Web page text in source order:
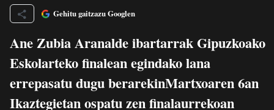
Gehitu gaitzazu Googlen
Ane Zubia Aranalde ibartarrak Gipuzkoako
Eskolarteko finalean egindako lana
errepasatu dugu berarekinMartxoaren 6an
Ikaztegietan ospatu zen finalaurrekoan